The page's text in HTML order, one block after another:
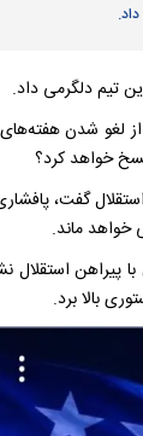
تیم دلگرمی داد.
لغو شدن
خواهد کرد؟
گفت،
خواهد ماند.
استقلال
بالا برد.